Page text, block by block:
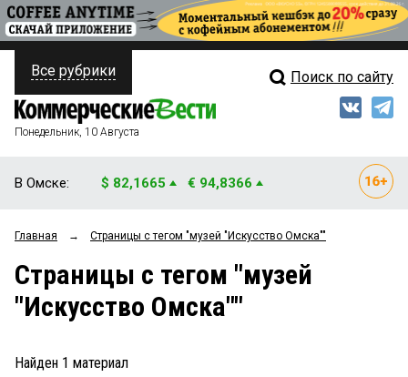
ПОЛИТИКА
ФИНАНСЫ
ОБЩЕСТВО
ЗАКОН
НОВОСТИ КОМПАНИЙ
ПРОИСШЕСТВИЯ
Свежий выпуск
Мнения
Рейтинги
Все рубрики Поиск по сайту
Понедельник, 10 Августа
В Омске: $ 82,1665 € 94,8366
Главная → Страницы c тегом "музей "Искусство Омска""
Страницы c тегом "музей
"Искусство Омска""
Найден 1 материал